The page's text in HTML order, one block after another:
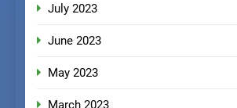
July 2023
June 2023
May 2023
March 2023